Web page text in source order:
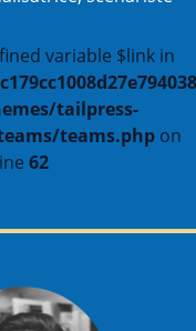
variable $link in
tailpress-
teams.php on
62